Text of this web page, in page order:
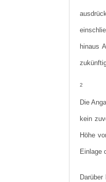
hinaus
2
Die
kein
Höhe
Einlage